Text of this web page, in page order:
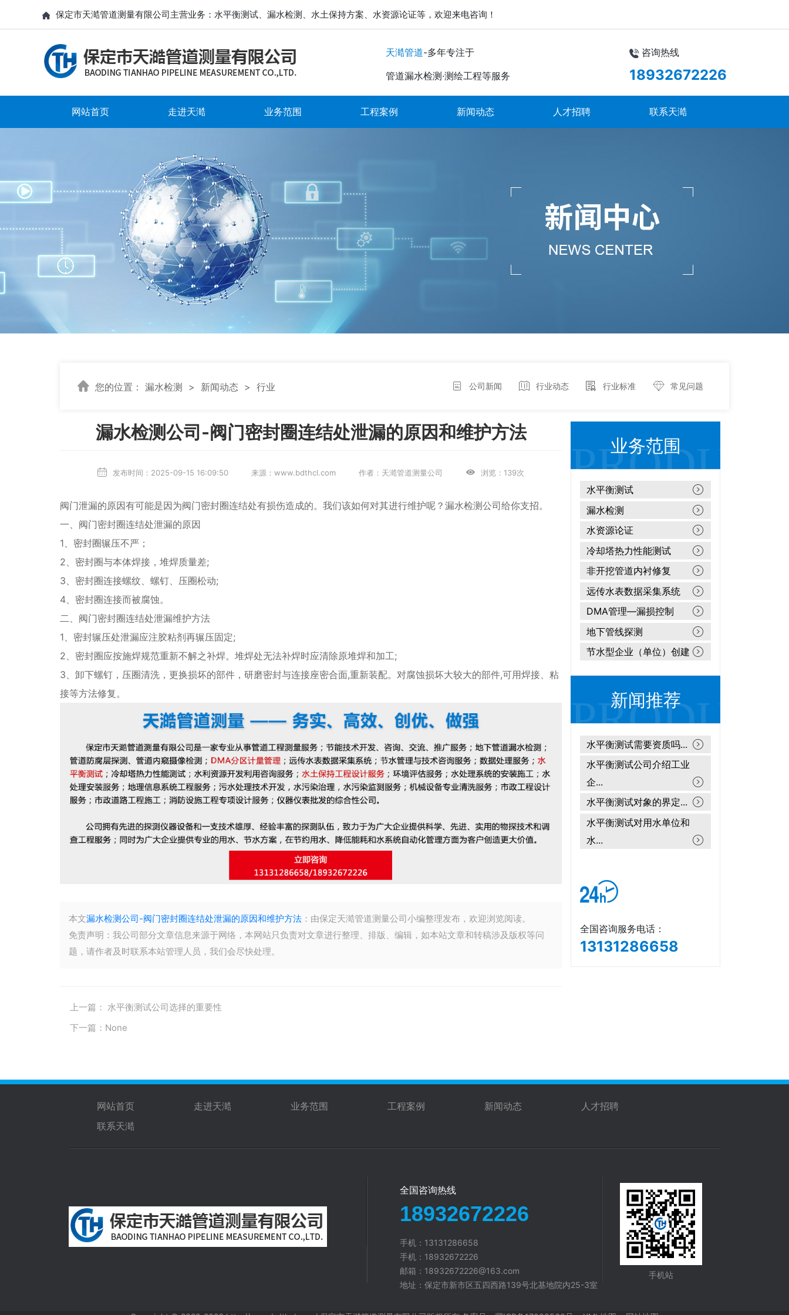
保定市天澔管道测量有限公司主营业务：水平衡测试、漏水检测、水土保持方案、水资源论证等，欢迎来电咨询！
天澔管道-多年专注于
管道漏水检测·测绘工程等服务
咨询热线
18932672226
网站首页 走进天澔 业务范围 工程案例 新闻动态 人才招聘 联系天澔
您的位置： 漏水检测 > 新闻动态 > 行业 常见问题
行业标准
行业动态
公司新闻
漏水检测公司-阀门密封圈连结处泄漏的原因和维护方法
发布时间：2025-09-15 16:09:50 来源：www.bdthcl.com 作者：天澔管道测量公司 浏览：139次
阀门泄漏的原因有可能是因为阀门密封圈连结处有损伤造成的。我们该如何对其进行维护呢？漏水检测公司给你支招。
一、阀门密封圈连结处泄漏的原因
1、密封圈辗压不严；
2、密封圈与本体焊接，堆焊质量差;
3、密封圈连接螺纹、螺钉、压圈松动;
4、密封圈连接而被腐蚀。
二、阀门密封圈连结处泄漏维护方法
1、密封辗压处泄漏应注胶粘剂再辗压固定;
2、密封圈应按施焊规范重新不解之补焊。堆焊处无法补焊时应清除原堆焊和加工;
3、卸下螺钉，压圈清洗，更换损坏的部件，研磨密封与连接座密合面,重新装配。对腐蚀损坏大较大的部件,可用焊接、粘
接等方法修复。
本文漏水检测公司-阀门密封圈连结处泄漏的原因和维护方法 ：由保定天澔管道测量公司小编整理发布，欢迎浏览阅读。
免责声明：我公司部分文章信息来源于网络，本网站只负责对文章进行整理、排版、编辑，如本站文章和转稿涉及版权等问
题，请作者及时联系本站管理人员，我们会尽快处理。
上一篇：水平衡测试公司选择的重要性
下一篇： None
业务范围
水平衡测试
漏水检测
水资源论证
冷却塔热力性能测试
非开挖管道内衬修复
远传水表数据采集系统
DMA管理—漏损控制
地下管线探测
节水型企业（单位）创建
新闻推荐
水平衡测试需要资质吗...
水平衡测试公司介绍工业
企...
水平衡测试对象的界定...
水平衡测试对用水单位和
水...
全国咨询服务电话：
13131286658
网站首页 走进天澔 业务范围 工程案例 新闻动态
人才招聘
联系天澔
全国咨询热线
18932672226
手机：13131286658
手机：18932672226
邮箱：18932672226@163.com
地址：保定市新市区五四西路139号北基地院内25-3室
手机站